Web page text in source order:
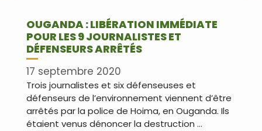
OUGANDA : LIBÉRATION IMMÉDIATE
POUR LES 9 JOURNALISTES ET
DÉFENSEURS ARRÊTÉS
17 septembre 2020
Trois journalistes et six défenseuses et
défenseurs de l’environnement viennent d’être
arrêtés par la police de Hoima, en Ouganda. Ils
étaient venus dénoncer la destruction …